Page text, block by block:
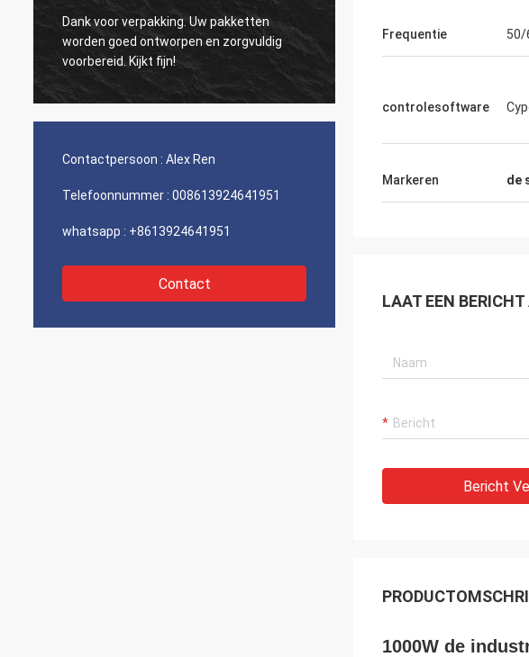
Dank voor verpakking. Uw pakketten
worden goed ontworpen en zorgvuldig
voorbereid. Kijkt fijn!
citeerde rond 5 mensen over
Contactpersoon : Alex Ren
Telefoonnummer : 008613924641951
whatsapp : +8613924641951
Contact
Frequentie 50/
controlesoftware
Markeren de
LAAT EEN
Bericht
1000W de